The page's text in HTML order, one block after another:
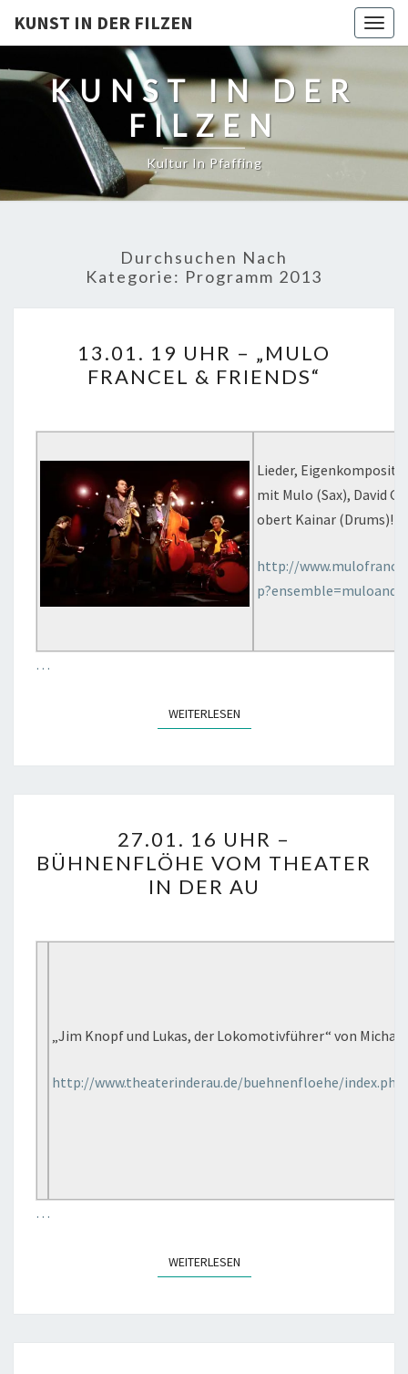
KUNST IN DER FILZEN
KUNST IN DER
FILZEN
Kultur In Pfaffing
Durchsuchen Nach
Kategorie: Programm 2013
19
UHR
„MULO
FRANCEL
FRIENDS“
13.01. 19 UHR – „MULO
FRANCEL & FRIENDS“
Lieder,
mit Mulo (Sax), David
obert Kainar (Drums)!
http://
…
WEITERLESENWEITERLESEN
16
UHR
–
VOM
AU
27.01. 16 UHR –
BÜHNENFLÖHE VOM THEATER
IN DER AU
„Jim Knopf und Lukas, der Lokomotivführer“ von
http://www.theaterinderau.de/buehnenfloehe/index.php
…
WEITERLESENWEITERLESEN